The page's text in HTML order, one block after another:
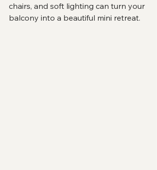
chairs, and soft lighting can turn your
balcony into a beautiful mini retreat.